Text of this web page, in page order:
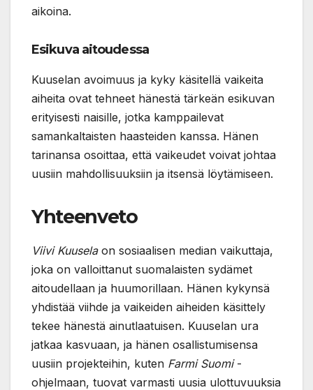
aikoina.
Esikuva aitoudessa
Kuuselan avoimuus ja kyky käsitellä vaikeita
aiheita ovat tehneet hänestä tärkeän esikuvan
erityisesti naisille, jotka kamppailevat
samankaltaisten haasteiden kanssa. Hänen
tarinansa osoittaa, että vaikeudet voivat johtaa
uusiin mahdollisuuksiin ja itsensä löytämiseen.
Yhteenveto
Viivi Kuuselaon sosiaalisen median vaikuttaja,
joka on valloittanut suomalaisten sydämet
aitoudellaan ja huumorillaan. Hänen kykynsä
yhdistää viihde ja vaikeiden aiheiden käsittely
tekee hänestä ainutlaatuisen. Kuuselan ura
jatkaa kasvuaan, ja hänen osallistumisensa
uusiin projekteihin, kuten Farmi Suomi-
ohjelmaan, tuovat varmasti uusia ulottuvuuksia